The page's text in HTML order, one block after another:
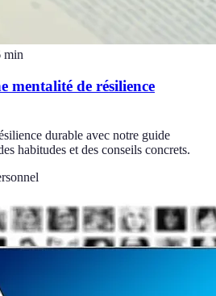
min
mentalité de résilience
durable avec notre guide
habitudes et des conseils concrets.